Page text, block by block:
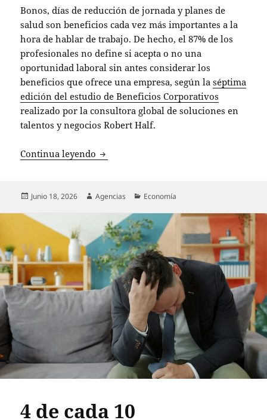
Bonos, días de reducción de jornada y planes de
salud son beneficios cada vez más importantes a la
hora de hablar de trabajo. De hecho, el 87% de los
profesionales no define si acepta o no una
oportunidad laboral sin antes considerar los
beneficios que ofrece una empresa, según laséptima
edición del estudio de Beneficios Corporativos
realizado por la consultora global de soluciones en
talentos y negocios Robert Half.
Continua leyendo 87% de los profesionales evalúa los
Publicado
Junio 18, 2026 Autor
Agencias Categorías
Economía
4 de cada 10